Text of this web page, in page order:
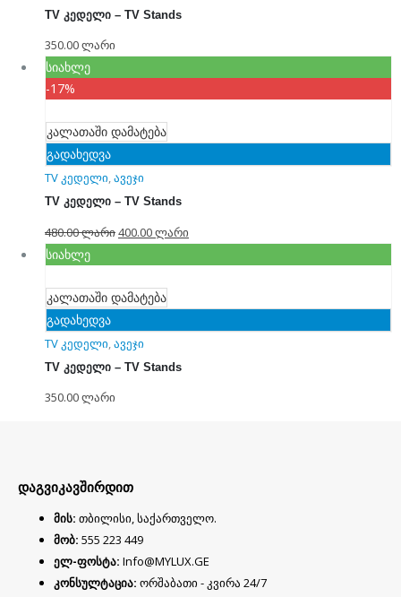
TV კედელი – TV Stands
350.00ლარი
სიახლე
-17%
კალათაში დამატება
გადახედვა
TV კედელი,ავეჯი
TV კედელი – TV Stands
480.00ლარი400.00ლარი
სიახლე
კალათაში დამატება
გადახედვა
TV კედელი ავეჯი
TV კედელი – TV Stands
350.00ლარი
დაგვიკავშირდით
მის: თბილისი, საქართველო.
მობ: 555 223 449
ელ-ფოსტა: Info@MYLUX.GE
კონსულტაცია: ორშაბათი - კვირა 24/7